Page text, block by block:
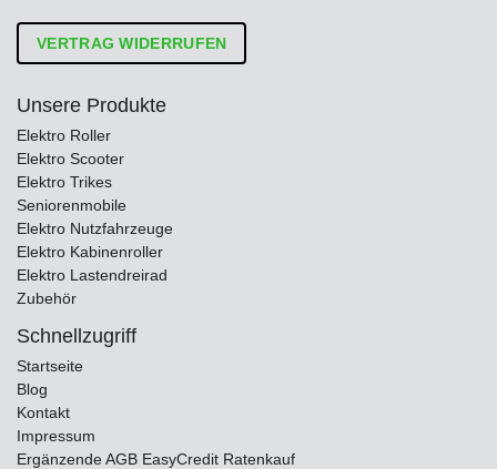
VERTRAG WIDERRUFEN
Unsere Produkte
Elektro Roller
Elektro Scooter
Elektro Trikes
Seniorenmobile
Elektro Nutzfahrzeuge
Elektro Kabinenroller
Elektro Lastendreirad
Zubehör
Schnellzugriff
Startseite
Blog
Kontakt
Impressum
Ergänzende AGB EasyCredit Ratenkauf